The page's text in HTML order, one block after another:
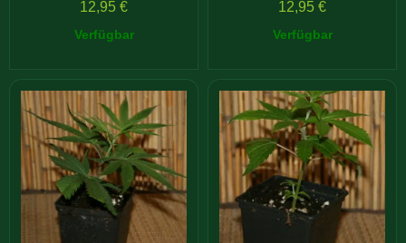
12,95 €
Verfügbar
12,95 €
Verfügbar